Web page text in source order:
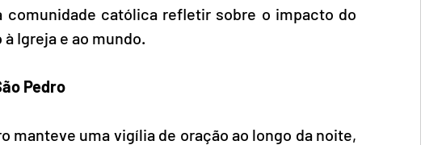
comunidade católica refletir sobre o impacto do
Igreja e ao mundo.
Pedro
manteve uma vigília de oração ao longo da noite,